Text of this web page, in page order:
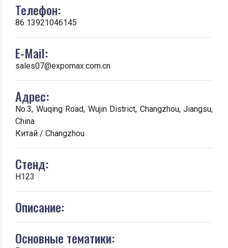
Телефон:
86 13921046145
E-Mail:
sales07@expomax.com.cn
Адрес:
No.3, Wuqing Road, Wujin District, Changzhou, Jiangsu,
China
Китай / Changzhou
Стенд:
H123
Описание:
Основные тематики: